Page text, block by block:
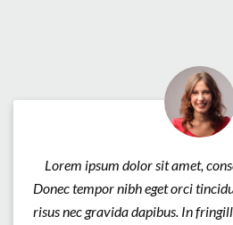
Lorem ipsum dolor sit amet,
Donec tempor nibh eget orci
risus nec gravida dapibus. In